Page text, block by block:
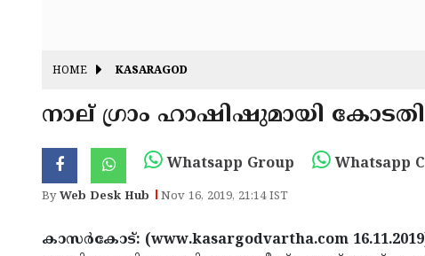
HOME KASARAGOD
നാല് ഗ്രാം ഹാഷിഷുമായി
Whatsapp Group Whatsapp
ByWeb Desk Hub Nov 16, 2019, 21:14 IST
കാസര്‍കോട്: (www.kasargodvartha.com